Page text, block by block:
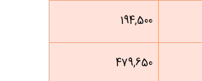
194,500
479,650